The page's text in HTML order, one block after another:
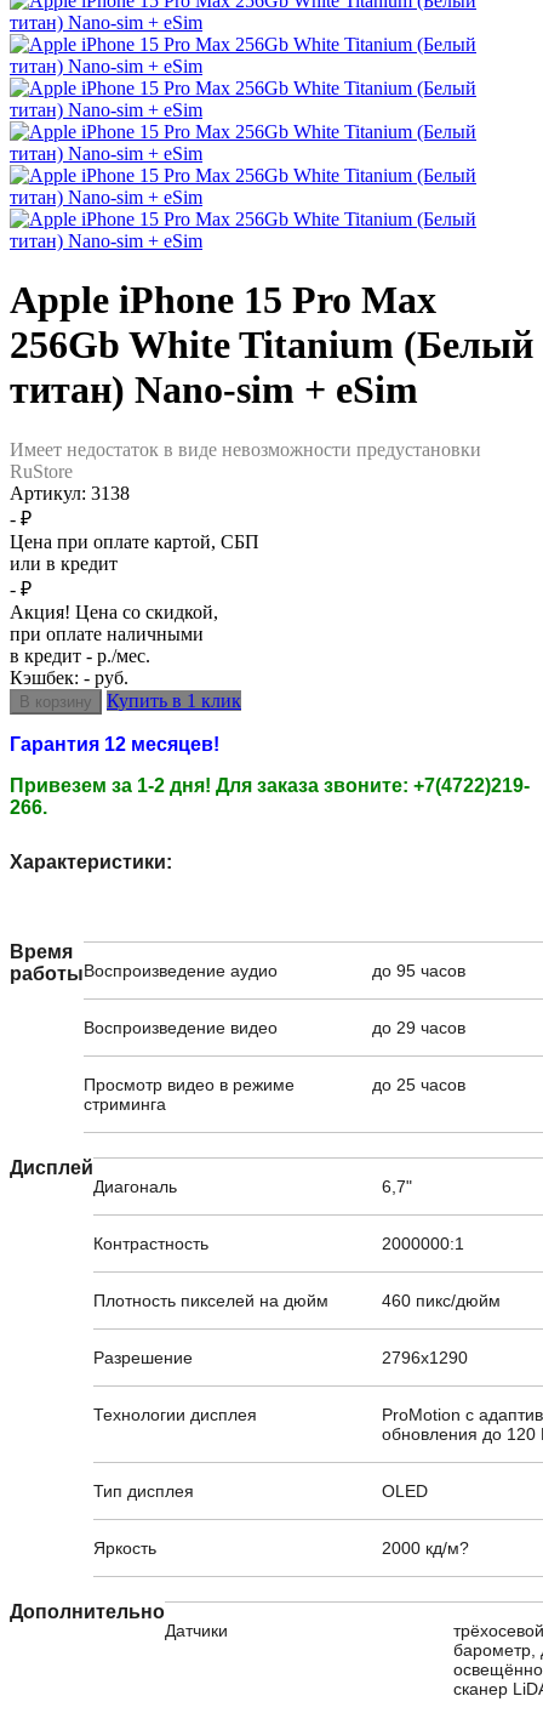
Apple iPhone 15 Pro Max
256Gb White Titanium (Белый
титан) Nano-sim + eSim
Имеет недостаток в виде невозможности предустановки
RuStore
Артикул: 3138
- ₽
Цена при оплате картой, СБП
или в кредит
- ₽
Акция! Цена со скидкой,
при оплате наличными
в кредит - р./мес.
Кэшбек: - руб.
Купить в 1 клик
Гарантия 12 месяцев!
Привезем за 1-2 дня! Для заказа звоните: +7(4722)219-
266.
Характеристики:
Время
работыВоспроизведение аудио до 95 часов
Воспроизведение видео до 29 часов
Просмотр видео в режиме
стриминга
до 25 часов
Дисплей
Диагональ 6,7"
Контрастность 2000000:1
Плотность пикселей на дюйм 460 пикс/дюйм
Разрешение 2796x1290
Технологии дисплея
ProMotion с
обновления до 120
Тип дисплея OLED
Яркость 2000 кд/м?
Дополнительно
Датчики
барометр,
сканер